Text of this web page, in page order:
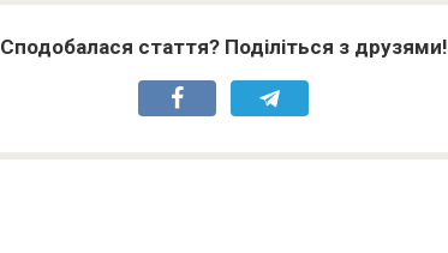
Сподобалася стаття? Поділіться з друзями!